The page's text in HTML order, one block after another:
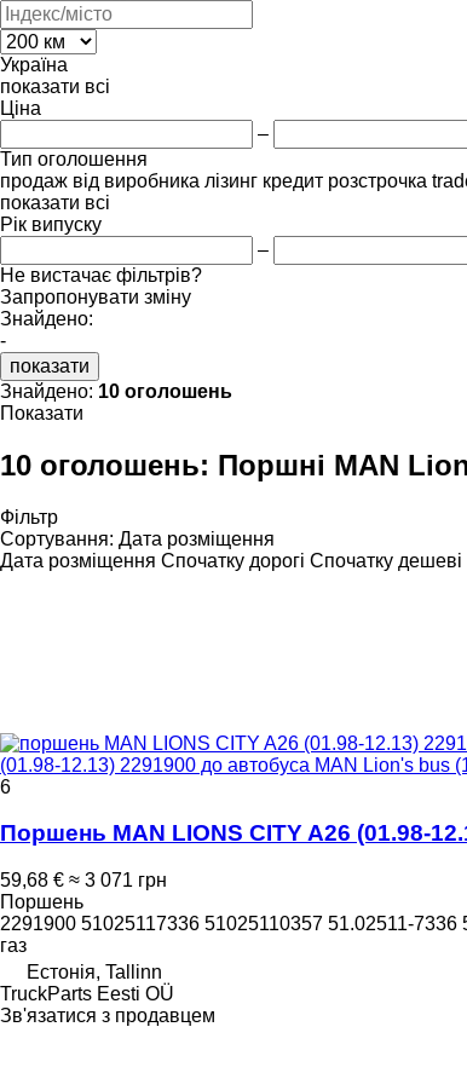
Україна
показати всі
Ціна
–
Тип оголошення
продаж від виробника лізинг кредит розстрочка
показати всі
Рік випуску
–
Не вистачає фільтрів?
Запропонувати зміну
Знайдено:
-
показати
Знайдено: 10 оголошень
Показати
10 оголошень: Поршні MAN
Фільтр
Сортування: Дата розміщення
Дата розміщення Спочатку дорогі Спочатку дешеві
(01.98-12.13) 2291900 до автобуса MAN Lion's bus
6
Поршень MAN LIONS CITY A26 (01.98-
59,68 € ≈ 3 071 грн
Поршень
2291900 51025117336 51025110357 51.02511-7336
газ
Естонія, Tallinn
TruckParts Eesti OÜ
Зв'язатися з продавцем